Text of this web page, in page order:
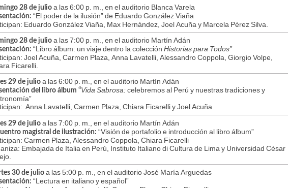
28 de julio a las 6:00 p. m., en el auditorio Blanca Varela
“El poder de la ilusión” de Eduardo González Viaña
Eduardo González Viaña, Max Hernández, Joel Acuña y Marcela Pérez Silva.
28 de julio a las 7:00 p. m., en el auditorio Martín Adán
“Libro álbum: un viaje dentro la colección Historias para Todos”
Joel Acuña, Carmen Plaza, Anna Lavatelli, Alessandro Coppola, Giorgio Volpe,
Ficarelli.
29 de julio a las 6:00 p. m., en el auditorio Martín Adán
del libro álbum “Vida Sabrosa:celebremos al Perú y nuestras tradiciones y
Anna Lavatelli, Carmen Plaza, Chiara Ficarelli y Joel Acuña
29 de julio a las 7:00 p. m., en el auditorio Martín Adán
magistral de ilustración: “Visión de portafolio e introducción al libro álbum”
Carmen Plaza, Alessandro Coppola, Chiara Ficarelli
Embajada de Italia en Perú, Instituto Italiano di Cultura de Lima y Universidad César
30 de julio a las 5:00 p. m., en el auditorio José María Arguedas
“Lectura en italiano y español”